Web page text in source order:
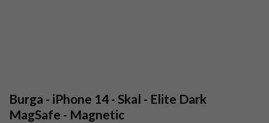
Burga - iPhone 14 - Skal - Elite Dark
MagSafe - Magnetic